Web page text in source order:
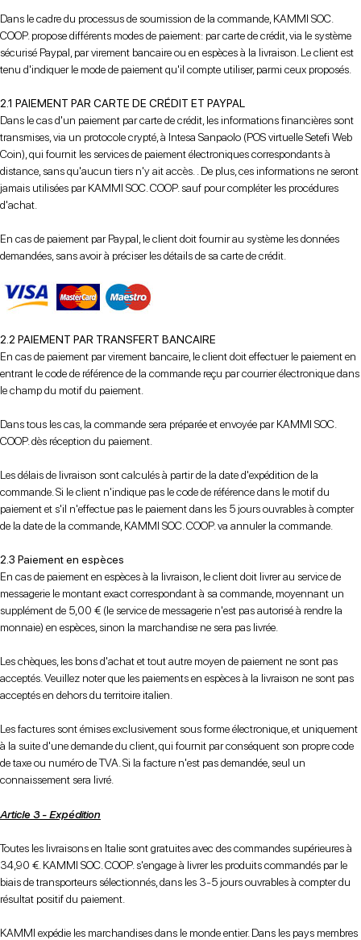
Dans le cadre du processus de soumission de la commande, KAMMI SOC.
COOP. propose différents modes de paiement: par carte de crédit, via le système
sécurisé Paypal, par virement bancaire ou en espèces à la livraison. Le client est
tenu d'indiquer le mode de paiement qu'il compte utiliser, parmi ceux proposés.
2.1 PAIEMENT PAR CARTE DE CRÉDIT ET PAYPAL
Dans le cas d'un paiement par carte de crédit, les informations financières sont
transmises, via un protocole crypté, à Intesa Sanpaolo (POS virtuelle Setefi Web
Coin), qui fournit les services de paiement électroniques correspondants à
distance, sans qu'aucun tiers n'y ait accès. . De plus, ces informations ne seront
jamais utilisées par KAMMI SOC. COOP. sauf pour compléter les procédures
d'achat.
En cas de paiement par Paypal, le client doit fournir au système les données
demandées, sans avoir à préciser les détails de sa carte de crédit.
2.2 PAIEMENT PAR TRANSFERT BANCAIRE
En cas de paiement par virement bancaire, le client doit effectuer le paiement en
entrant le code de référence de la commande reçu par courrier électronique dans
le champ du motif du paiement.
Dans tous les cas, la commande sera préparée et envoyée par KAMMI SOC.
COOP. dès réception du paiement.
Les délais de livraison sont calculés à partir de la date d'expédition de la
commande. Si le client n'indique pas le code de référence dans le motif du
paiement et s'il n'effectue pas le paiement dans les 5 jours ouvrables à compter
de la date de la commande, KAMMI SOC. COOP. va annuler la commande.
2.3 Paiement en espèces
En cas de paiement en espèces à la livraison, le client doit livrer au service de
messagerie le montant exact correspondant à sa commande, moyennant un
supplément de 5,00 € (le service de messagerie n'est pas autorisé à rendre la
monnaie) en espèces, sinon la marchandise ne sera pas livrée.
Les chèques, les bons d'achat et tout autre moyen de paiement ne sont pas
acceptés. Veuillez noter que les paiements en espèces à la livraison ne sont pas
acceptés en dehors du territoire italien.
Les factures sont émises exclusivement sous forme électronique, et uniquement
à la suite d'une demande du client, qui fournit par conséquent son propre code
de taxe ou numéro de TVA. Si la facture n'est pas demandée, seul un
connaissement sera livré.
Article 3 - Expédition
Toutes les livraisons en Italie sont gratuites avec des commandes supérieures à
34,90 €. KAMMI SOC. COOP. s'engage à livrer les produits commandés par le
biais de transporteurs sélectionnés, dans les 3-5 jours ouvrables à compter du
résultat positif du paiement.
KAMMI expédie les marchandises dans le monde entier. Dans les pays membres